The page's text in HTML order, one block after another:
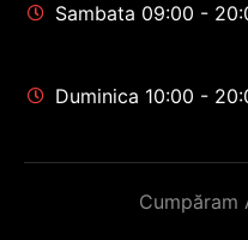
Sambata 09:00 -
Duminica 10:00 -
Cumpăram